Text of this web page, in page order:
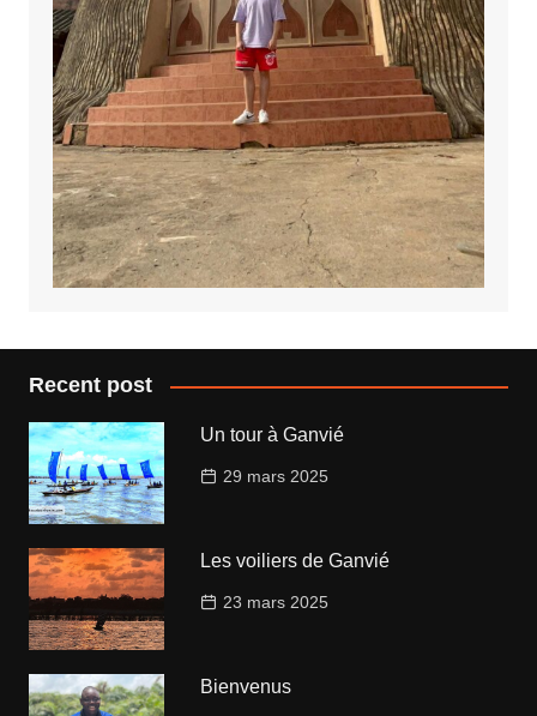
Recent post
Un tour à Ganvié
29 mars 2025
Les voiliers de Ganvié
23 mars 2025
Bienvenus